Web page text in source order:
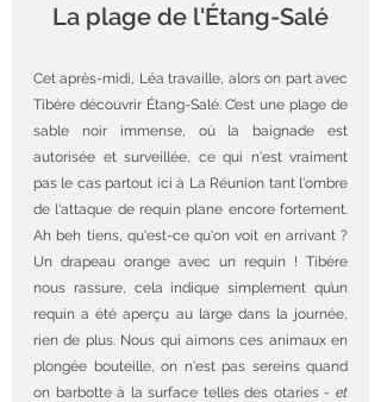
La plage de l'Étang-Salé
Cet après-midi, Léa travaille, alors on part avec
Tibère découvrir Étang-Salé. C’est une plage de
sable noir immense, où la baignade est
autorisée et surveillée, ce qui n'est vraiment
pas le cas partout ici à La Réunion tant l'ombre
de l'attaque de requin plane encore fortement.
Ah beh tiens, qu'est-ce qu'on voit en arrivant ?
Un drapeau orange avec un requin ! Tibère
nous rassure, cela indique simplement qu’un
requin a été aperçu au large dans la journée,
rien de plus. Nous qui aimons ces animaux en
plongée bouteille, on n'est pas sereins quand
on barbotte à la surface telles des otaries - et